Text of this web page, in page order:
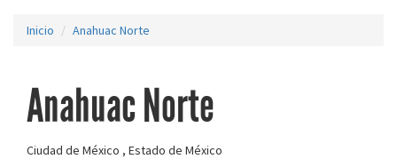
Inicio Anahuac Norte
Anahuac Norte
Ciudad de México , Estado de México